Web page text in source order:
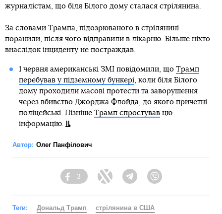
журналістам, що біля Білого дому сталася стрілянина.
За словами Трампа, підозрюваного в стрілянині
поранили, після чого відправили в лікарню. Більше ніхто
внаслідок інциденту не постраждав.
1 червня американські ЗМІ повідомили, що Трамп
перебував у підземному бункері, коли біля Білого
дому проходили масові протести та заворушення
через вбивство Джорджа Флойда, до якого причетні
поліцейські. Пізніше Трамп спростувавцю
інформацію.
Автор: Олег Панфілович
Facebook
3
Twitter TelegramViber
Теги: Дональд Трамп стрілянина в США